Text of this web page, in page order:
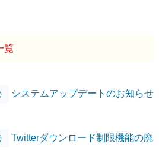
覧
システムアップデートのお知らせ
Twitterダウンロード制限機能の廃